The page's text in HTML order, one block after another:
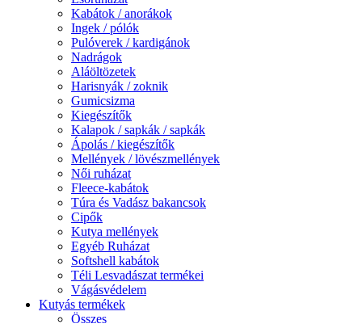
Kabátok / anorákok
Ingek / pólók
Pulóverek / kardigánok
Nadrágok
Aláöltözetek
Harisnyák / zoknik
Gumicsizma
Kiegészítők
Kalapok / sapkák / sapkák
Ápolás / kiegészítők
Mellények / lövészmellények
Női ruházat
Fleece-kabátok
Túra és Vadász bakancsok
Cipők
Kutya mellények
Egyéb Ruházat
Softshell kabátok
Téli Lesvadászat termékei
Vágásvédelem
Kutyás termékek
Összes